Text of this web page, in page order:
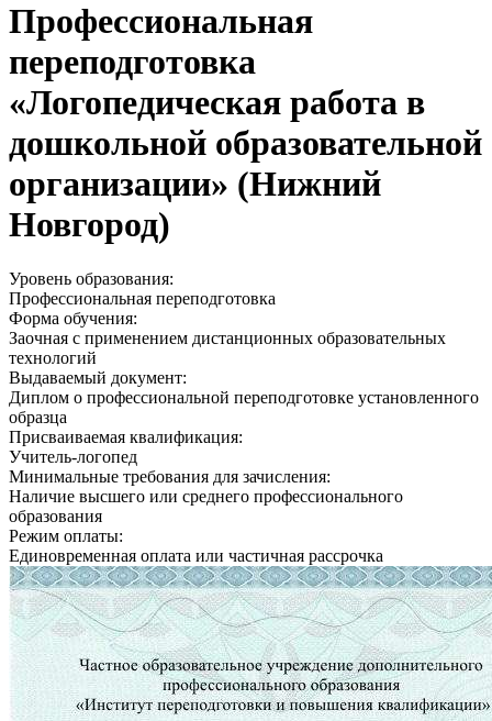
Профессиональная
переподготовка
«Логопедическая работа в
дошкольной образовательной
организации» (Нижний
Новгород)
Уровень образования:
Профессиональная переподготовка
Форма обучения:
Заочная с применением дистанционных образовательных
технологий
Выдаваемый документ:
Диплом о профессиональной переподготовке установленного
образца
Присваиваемая квалификация:
Учитель-логопед
Минимальные требования для зачисления:
Наличие высшего или среднего профессионального
образования
Режим оплаты:
Единовременная оплата или частичная рассрочка